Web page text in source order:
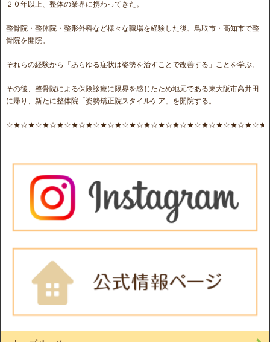
２０年以上、整体の業界に携わってきた。
整骨院・整体院・整形外科など様々な職場を経験した後、鳥取市・高知市で整
骨院を開院。
それらの経験から「あらゆる症状は姿勢を治すことで改善する」ことを学ぶ。
その後、整骨院による保険診療に限界を感じたため地元である東大阪市高井田
に帰り、新たに整体院「姿勢矯正院スタイルケア」を開院する。